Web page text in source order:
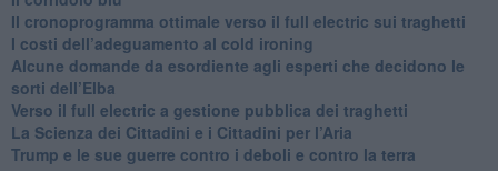
​Il cronoprogramma ottimale verso il full electric sui traghetti
​I costi dell’adeguamento al cold ironing
Alcune domande da esordiente agli esperti che decidono le
sorti dell’Elba
Verso il full electric a gestione pubblica dei traghetti​
​La Scienza dei Cittadini e i Cittadini per l’Aria
Trump e le sue guerre contro i deboli e contro la terra